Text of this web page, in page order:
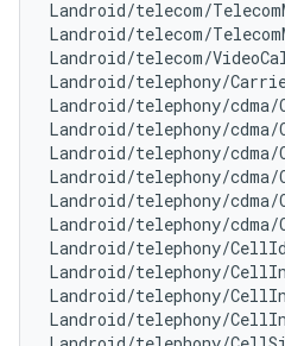
Landroid/telecom/
Landroid/telecom/
Landroid/telecom/
Landroid/telephony/
Landroid/telephony/
Landroid/telephony/
Landroid/telephony/
Landroid/telephony/
Landroid/telephony/
Landroid/telephony/
Landroid/telephony/
Landroid/telephony/
Landroid/telephony/
Landroid/telephony/